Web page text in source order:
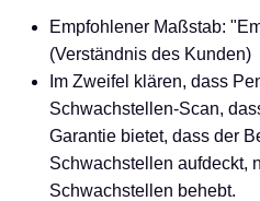
Empfohlener Maßstab:
(Verständnis des Kunden)
Im Zweifel klären, dass
Schwachstellen-Scan,
Garantie bietet, dass der
Schwachstellen aufdeckt,
Schwachstellen behebt.